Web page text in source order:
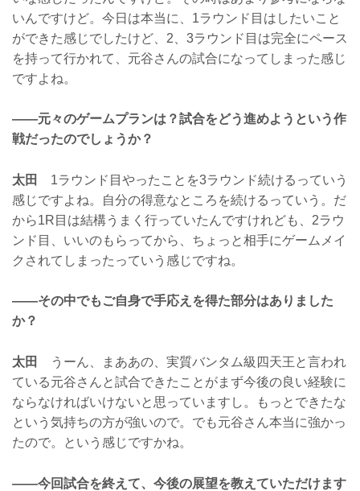
いんですけど。今日は本当に、1ラウンド目はしたいこと
ができた感じでしたけど、2、3ラウンド目は完全にペース
を持って行かれて、元谷さんの試合になってしまった感じ
ですよね。
——元々のゲームプランは？試合をどう進めようという作
戦だったのでしょうか？
太田
1ラウンド目やったことを3ラウンド続けるっていう
感じですよね。自分の得意なところを続けるっていう。だ
から1R目は結構うまく行っていたんですけれども、2ラウ
ンド目、いいのもらってから、ちょっと相手にゲームメイ
クされてしまったっていう感じですね。
——その中でもご自身で手応えを得た部分はありました
か？
太田
うーん、まああの、実質バンタム級四天王と言われ
ている元谷さんと試合できたことがまず今後の良い経験に
ならなければいけないと思っていますし。もっとできたな
という気持ちの方が強いので。でも元谷さん本当に強かっ
たので。という感じですかね。
——今回試合を終えて、今後の展望を教えていただけます